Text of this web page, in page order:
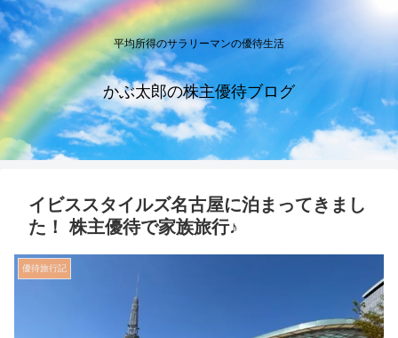
平均所得のサラリーマンの優待生活
かぶ太郎の株主優待ブログ
イビススタイルズ名古屋に泊まってきまし
た！ 株主優待で家族旅行♪
優待旅行記